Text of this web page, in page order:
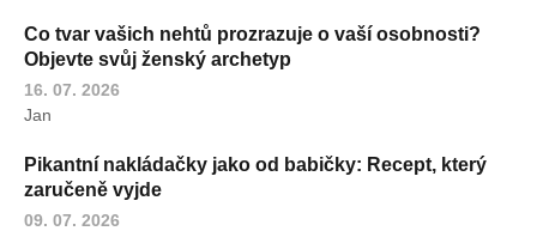
Co tvar vašich nehtů prozrazuje o vaší osobnosti?
Objevte svůj ženský archetyp
16. 07. 2026
Jan
Pikantní nakládačky jako od babičky: Recept, který
zaručeně vyjde
09. 07. 2026